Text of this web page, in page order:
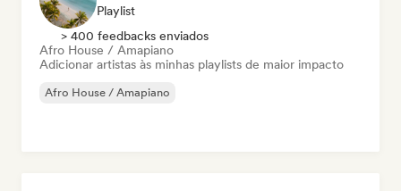
Playlist
> 400 feedbacks enviados
Afro House / Amapiano
Adicionar artistas às minhas playlists de maior impacto
Afro House / Amapiano